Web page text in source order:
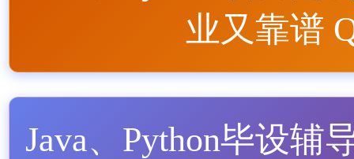
业又靠谱
Java、Python毕设辅